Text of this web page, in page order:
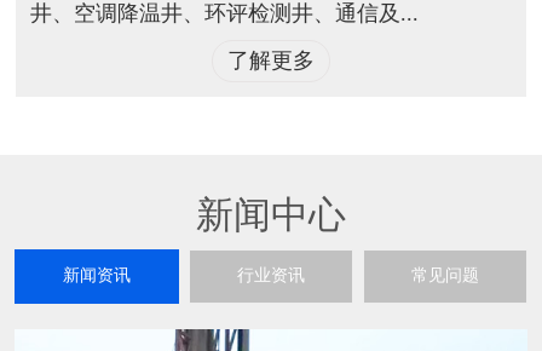
井、空调降温井、环评检测井、通信及...
了解更多
新闻中心
新闻资讯 行业资讯 常见问题